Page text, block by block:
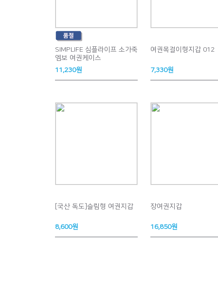
SIMPLIFE 심플라이프 소가죽
엠보 여권케이스
11,230원
여권목걸이형지갑 012
7,330원
[국산 독도]슬림형 여권지갑
8,600원
장여권지갑
16,850원